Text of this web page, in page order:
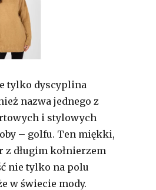
tylko dyscyplina
nazwa jednego z
i stylowych
– golfu. Ten miękki,
długim kołnierzem
nie tylko na polu
w świecie mody.